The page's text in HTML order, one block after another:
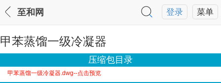
菜单
登录
至和网
甲苯蒸馏一级冷凝器
压缩包目录
甲苯蒸馏一级冷凝器.dwg--点击预览